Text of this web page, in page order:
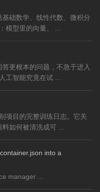
础数学、线性代数、微积分
模型里的向量、 ...
更根本的问题，不急于进入
工智能究竟在试 ...
项目的完整训练日志。它关
如何被清洗成可 ...
into a
manager ...